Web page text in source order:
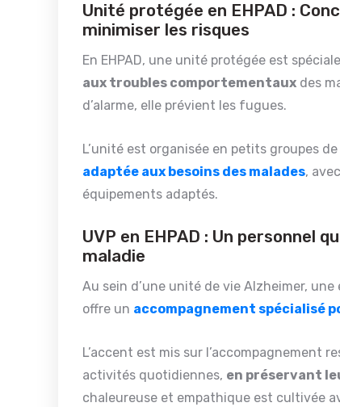
Unité protégée en EHPAD :
minimiser les risques
En EHPAD, une unité protégée est
aux troubles comportementaux des
d’alarme, elle prévient les fugues.
L’unité est organisée en petits groupes
adaptée aux besoins des malades,
équipements adaptés.
UVP en EHPAD : Un personnel
maladie
Au sein d’une unité de vie Alzheimer,
offre un accompagnement spécialisé
L’accent est mis sur
activités quotidiennes, en préservant
chaleureuse et empathique est cultivée